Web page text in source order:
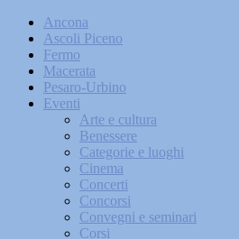
Ancona
Ascoli Piceno
Fermo
Macerata
Pesaro-Urbino
Eventi
Arte e cultura
Benessere
Categorie e luoghi
Cinema
Concerti
Concorsi
Convegni e seminari
Corsi